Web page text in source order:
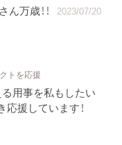
万歳！！
2023/07/20
トを応援
用事を私もしたい
応援しています！